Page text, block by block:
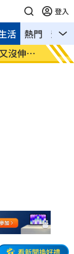
登入
熱門 影音
活
事項一
白海
情
看新聞換好禮